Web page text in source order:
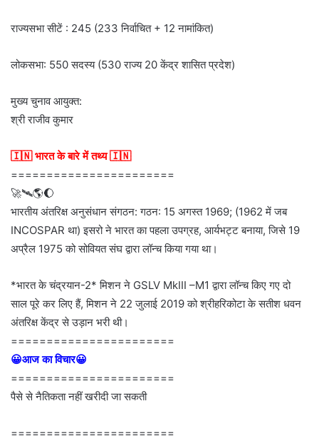
राज्यसभा सीटें : 245 (233 निर्वाचित + 12 नामांकित)
लोकसभा: 550 सदस्य (530 राज्य 20 केंद्र शासित प्रदेश)
मुख्य चुनाव आयुक्त:
श्री राजीव कुमार
🇮🇳 भारत के बारे में तथ्य 🇮🇳
=======================
🚀🛰️🌎🌔
भारतीय अंतरिक्ष अनुसंधान संगठन: गठन: 15 अगस्त 1969; (1962 में जब
INCOSPAR था) इसरो ने भारत का पहला उपग्रह, आर्यभट्ट बनाया, जिसे 19
अप्रैल 1975 को सोवियत संघ द्वारा लॉन्च किया गया था।
*भारत के चंद्रयान-2* मिशन ने GSLV MkIII –M1 द्वारा लॉन्च किए गए दो
साल पूरे कर लिए हैं, मिशन ने 22 जुलाई 2019 को श्रीहरिकोटा के सतीश धवन
अंतरिक्ष केंद्र से उड़ान भरी थी।
=======================
😀आज का विचार😀
=======================
पैसे से नैतिकता नहीं खरीदी जा सकती
=======================